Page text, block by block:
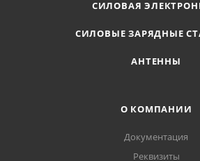
СИЛОВАЯ
СИЛОВЫЕ ЗАРЯДНЫЕ
АНТЕННЫ
О КОМПАНИИ
Документация
Реквизиты